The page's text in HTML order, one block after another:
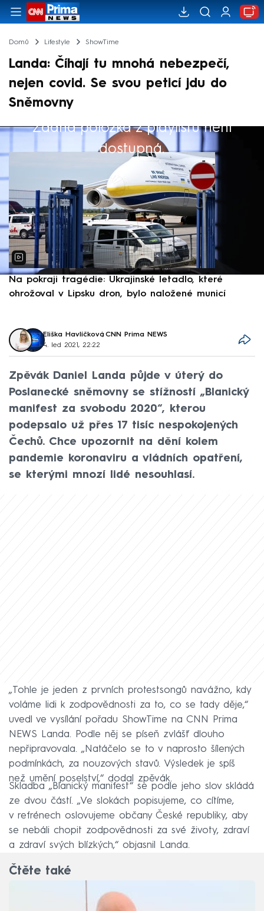
Domů Lifestyle ShowTime
Landa: Číhají tu mnohá nebezpečí,
nejen covid. Se svou peticí jdu do
Sněmovny
Žádná položka z playlistu není
dostupná.
Výběr redakce
Na pokraji tragédie: Ukrajinské letadlo, které
ohrožoval v Lipsku dron, bylo naložené municí
Eliška Havlíčková, CNN Prima NEWS
4. led 2021, 22:22
Zpěvák Daniel Landa půjde v úterý do
Poslanecké sněmovny se stížností „Blanický
manifest za svobodu 2020“, kterou
podepsalo už přes 17 tisíc nespokojených
Čechů. Chce upozornit na dění kolem
pandemie koronaviru a vládních opatření,
se kterými mnozí lidé nesouhlasí.
„Tohle je jeden z prvních protestsongů navážno, kdy
voláme lidi k zodpovědnosti za to, co se tady děje,“
uvedl ve vysílání pořadu ShowTime na CNN Prima
NEWS Landa. Podle něj se píseň zvlášť dlouho
nepřipravovala. „Natáčelo se to v naprosto šílených
podmínkách, za nouzových stavů. Výsledek je spíš
než umění poselství,“ dodal zpěvák.
Skladba „Blanický manifest“ se podle jeho slov skládá
ze dvou částí. „Ve slokách popisujeme, co cítíme,
v refrénech oslovujeme občany České republiky, aby
se nebáli chopit zodpovědnosti za své životy, zdraví
a zdraví svých blízkých,“ objasnil Landa.
Čtěte také